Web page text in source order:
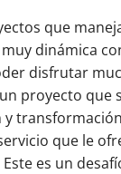
que
dinámica
disfrutar
proyecto que
y
que le
es un